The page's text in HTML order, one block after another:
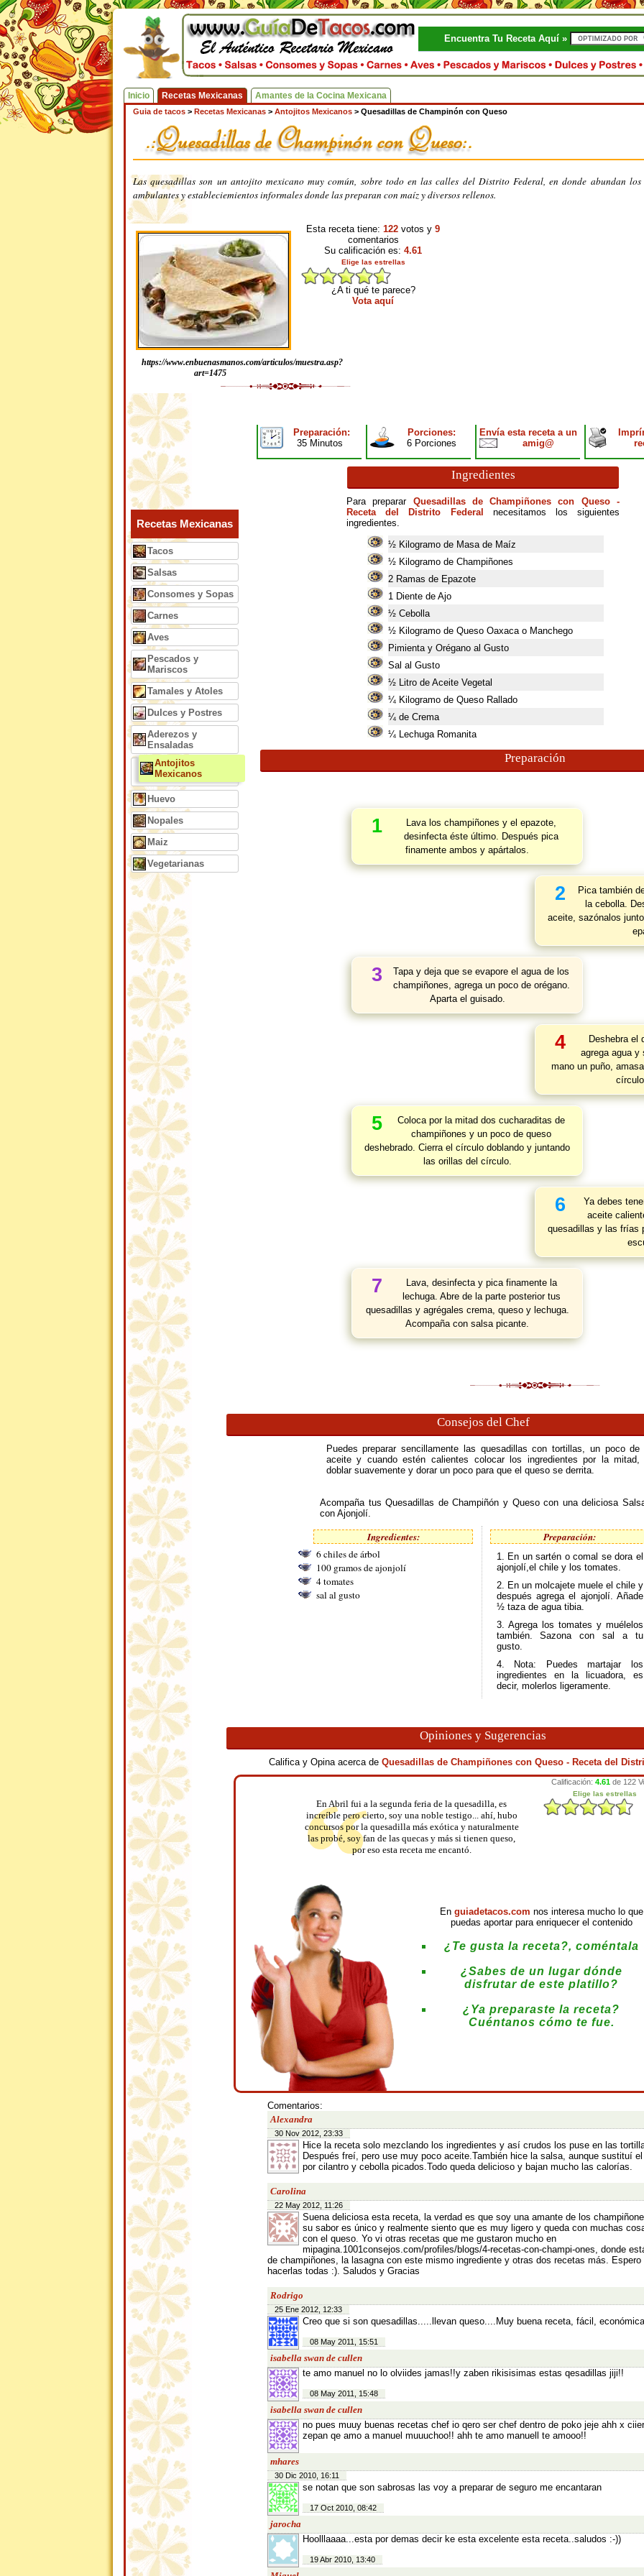
Encuentra Tu Receta Aquí »
Inicio Recetas Mexicanas Amantes de la Cocina Mexicana
Guia de tacos > Recetas Mexicanas > Antojitos Mexicanos > Quesadillas de Champinón con Queso
Las quesadillas son un antojito mexicano muy común, sobre todo en las calles del Distrito Federal, en donde abundan los
ambulantes y estableciemientos informales donde las preparan con maíz y diversos rellenos.
https://www.enbuenasmanos.com/articulos/muestra.asp?
art=1475
Esta receta tiene: 122 votos y 9
comentarios
Su calificación es: 4.61
Elige las estrellas
¿A ti qué te parece?
Vota aquí
Preparación:
35 Minutos
Porciones:
6 Porciones
Envía esta receta a un
amig@
Ingredientes
Para preparar Quesadillas de Champiñones con Queso -
Receta del Distrito Federal
necesitamos los siguientes
ingredientes.
½ Kilogramo de Masa de Maíz
½ Kilogramo de Champiñones
2 Ramas de Epazote
1 Diente de Ajo
½ Cebolla
½ Kilogramo de Queso Oaxaca o Manchego
Pimienta y Orégano al Gusto
Sal al Gusto
½ Litro de Aceite Vegetal
¼ Kilogramo de Queso Rallado
¼ de Crema
¼ Lechuga Romanita
Preparación
1
Lava los champiñones y el epazote,
desinfecta éste último. Después pica
finamente ambos y apártalos.
2
Pica también
la cebolla.
aceite, sazónalos
3
Tapa y deja que se evapore el agua de los
champiñones, agrega un poco de orégano.
Aparta el guisado.
4
Deshebra el
agrega agua y
mano un puño,
5
Coloca por la mitad dos cucharaditas de
champiñones y un poco de queso
deshebrado. Cierra el círculo doblando y juntando
las orillas del círculo.
6
Ya debes
aceite
quesadillas y las frías
7
Lava, desinfecta y pica finamente la
lechuga. Abre de la parte posterior tus
quesadillas y agrégales crema, queso y lechuga.
Acompaña con salsa picante.
Recetas Mexicanas
Tacos
Salsas
Consomes y Sopas
Carnes
Aves
Pescados y
Mariscos
Tamales y Atoles
Dulces y Postres
Aderezos y
Ensaladas
Antojitos
Mexicanos
Huevo
Nopales
Maiz
Vegetarianas
Consejos del Chef
Puedes preparar sencillamente las quesadillas con tortillas, un poco de
aceite y cuando estén calientes colocar los ingredientes por la mitad,
doblar suavemente y dorar un poco para que el queso se derrita.
Acompaña tus Quesadillas de Champiñón y Queso con una deliciosa
con Ajonjolí.
Ingredientes:
6 chiles de árbol
100 gramos de ajonjolí
4 tomates
sal al gusto
Preparación:
1. En un sartén o comal se dora el
ajonjolí,el chile y los tomates.
2. En un molcajete muele el chile y
después agrega el ajonjolí. Añade
½ taza de agua tibia.
3. Agrega los tomates y muélelos
también. Sazona con sal a tu
gusto.
4. Nota: Puedes martajar los
ingredientes en la licuadora, es
decir, molerlos ligeramente.
Opiniones y Sugerencias
Califica y Opina acerca de Quesadillas de Champiñones con Queso - Receta del
En Abril fui a la segunda feria de la quesadilla, es
increíble pero cierto, soy una noble testigo... ahí, hubo
concursos por la quesadilla más exótica y naturalmente
las probé, soy fan de las quecas y más si tienen queso,
por eso esta receta me encantó.
En guiadetacos.com nos interesa mucho lo que
puedas aportar para enriquecer el contenido
¿Te gusta la receta?, coméntala
¿Sabes de un lugar dónde
disfrutar de este platillo?
¿Ya preparaste la receta?
Cuéntanos cómo te fue.
Comentarios:
Alexandra
30 Nov 2012, 23:33
Hice la receta solo mezclando los ingredientes y así crudos los puse en las
Después freí, pero use muy poco aceite.También hice la salsa, aunque sustituí
por cilantro y cebolla picados.Todo queda delicioso y bajan mucho las calorías.
Carolina
22 May 2012, 11:26
Suena deliciosa esta receta, la verdad es que soy una amante de los
su sabor es único y realmente siento que es muy ligero y queda con muchas
con el queso. Yo vi otras recetas que me gustaron mucho en
mipagina.1001consejos.com/profiles/blogs/4-recetas-con-champi-ones, donde
de champiñones, la lasagna con este mismo ingrediente y otras dos recetas más. Espero
hacerlas todas :). Saludos y Gracias
Rodrigo
25 Ene 2012, 12:33
Creo que si son quesadillas.....llevan queso....Muy buena receta, fácil,
isabella swan de cullen
08 May 2011, 15:51
te amo manuel no lo olviides jamas!!y zaben rikisisimas estas qesadillas jiji!!
isabella swan de cullen
08 May 2011, 15:48
no pues muuy buenas recetas chef io qero ser chef dentro de poko jeje ahh x
zepan qe amo a manuel muuuchoo!! ahh te amo manuell te amooo!!
mhares
30 Dic 2010, 16:11
se notan que son sabrosas las voy a preparar de seguro me encantaran
jarocha
17 Oct 2010, 08:42
Hoolllaaaa...esta por demas decir ke esta excelente esta receta..saludos :-))
19 Abr 2010, 13:40